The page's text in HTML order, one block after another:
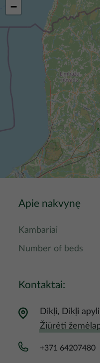
−
Apie nakvynę
Kambariai
Number of beds
Kontaktai:
Dikļi, Dikļi
Žiūrėti
+371 64207480